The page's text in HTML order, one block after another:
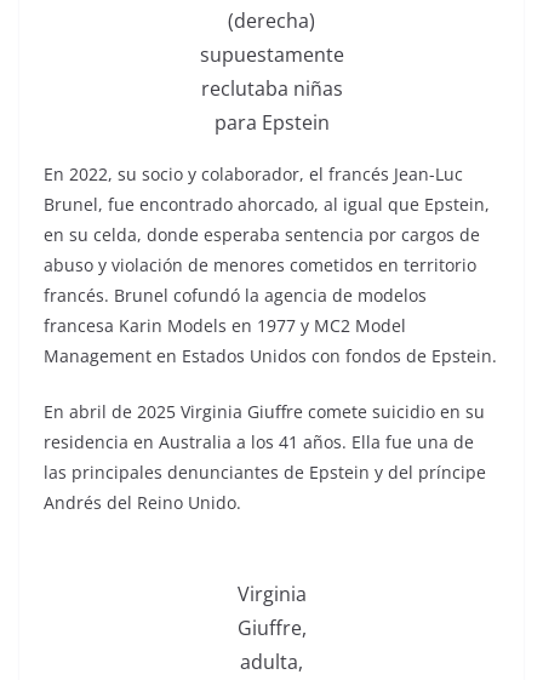
(derecha)
supuestamente
reclutaba niñas
para Epstein
En 2022, su socio y colaborador, el francés Jean-Luc
Brunel, fue encontrado ahorcado, al igual que Epstein,
en su celda, donde esperaba sentencia por cargos de
abuso y violación de menores cometidos en territorio
francés. Brunel cofundó la agencia de modelos
francesa Karin Models en 1977 y MC2 Model
Management en Estados Unidos con fondos de Epstein.
En abril de 2025 Virginia Giuffre comete suicidio en su
residencia en Australia a los 41 años. Ella fue una de
las principales denunciantes de Epstein y del príncipe
Andrés del Reino Unido.
Virginia
Giuffre,
adulta,